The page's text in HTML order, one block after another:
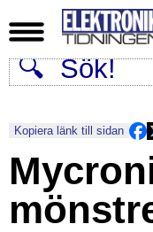
Kopiera länk till sidan